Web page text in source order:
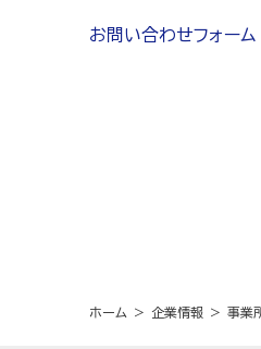
お問い合わせフォーム
ホーム 企業情報 事業